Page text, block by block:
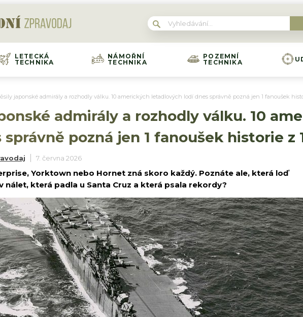
LETECKÁ
TECHNIKA
NÁMOŘNÍ
TECHNIKA
POZEMNÍ
TECHNIKA
japonské admirály a rozhodly válku. 10 amerických letadlových lodí dnes správně pozná jen 1 fanoušek
admirály a rozhodly válku. 10
správně pozná jen 1 fanoušek historie z
7. června 2026
Yorktown nebo Hornet zná skoro každý. Poznáte ale, která loď
nálet, která padla u Santa Cruz a která psala rekordy?